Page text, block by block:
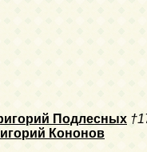
Подлесных
Кононов